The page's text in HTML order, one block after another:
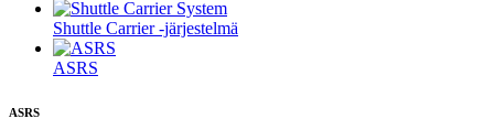
Shuttle Carrier -järjestelmä
ASRS
ASRS